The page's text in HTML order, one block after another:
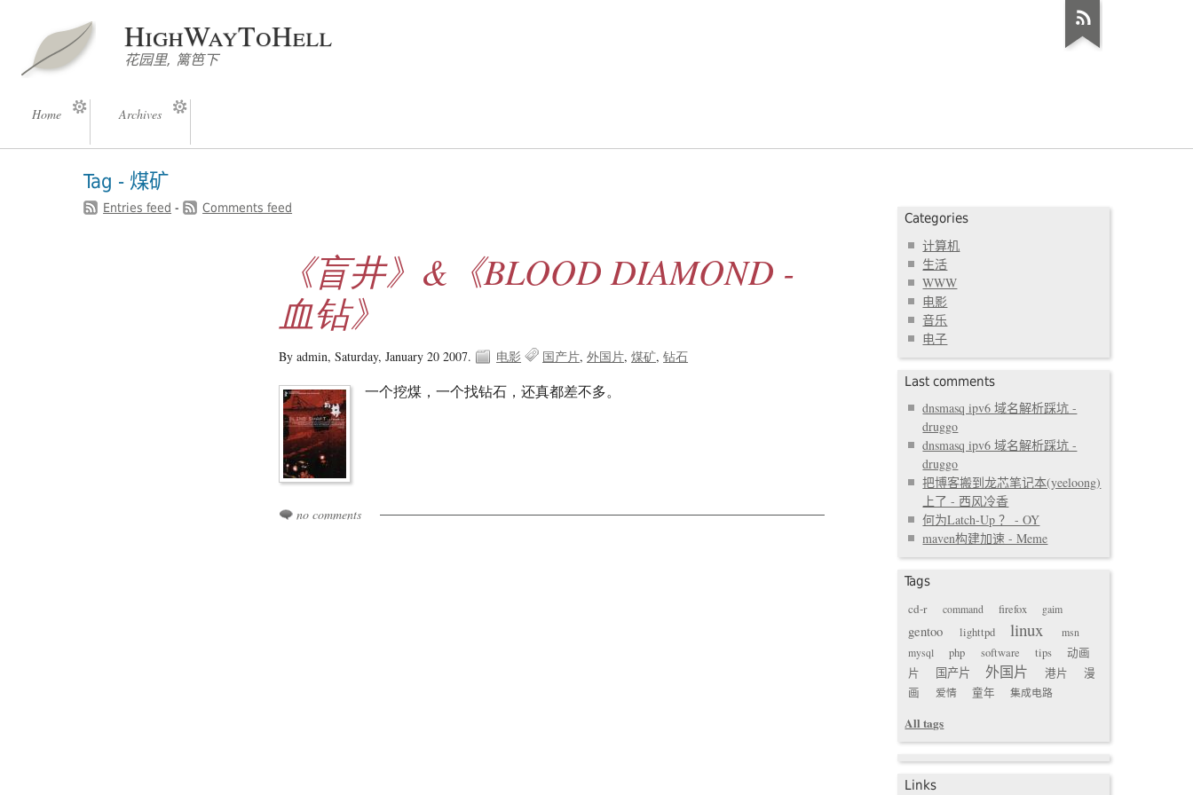
HighWayToHell
花园里, 篱笆下
Home Archives
Tag - 煤矿
Entries feed - Comments feed
《盲井》&《BLOOD DIAMOND -
血钻》
By admin,Saturday, January 20 2007. 电影 国产片 外国片 煤矿 钻石
一个挖煤，一个找钻石，还真都差不多。
no comments
Categories
计算机
生活
WWW
电影
音乐
电子
Last comments
dnsmasq ipv6 域名解析踩坑 -
druggo
dnsmasq ipv6 域名解析踩坑 -
druggo
把博客搬到龙芯笔记本(yeeloong)
上了 - 西风冷香
何为Latch-Up ？ - OY
maven构建加速 - Meme
Tags
cd-r
command firefox gaim
gentoo lighttpd linux
msn
mysql
php software tips
动画
片
国产片 外国片 港片
漫
画
爱情 童年 集成电路
All tags
Links